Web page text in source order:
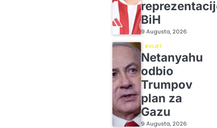
BiH
9 Augusta, 2026
SVIJET
Netanyahu
odbio
Trumpov
plan za
Gazu
9 Augusta, 2026